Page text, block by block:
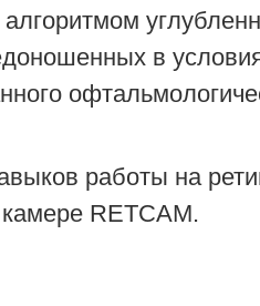
в
работы на
RETCAM.